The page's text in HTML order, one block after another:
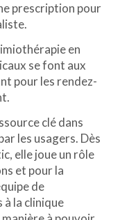
prescription pour
en
se font aux
pour les rendez-
clé dans
les usagers. Dès
elle joue un rôle
et pour la
de
à la clinique